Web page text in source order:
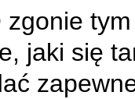
zgonie
jaki się